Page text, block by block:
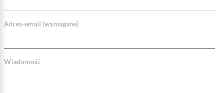
Adres-email (wymagane)
Wiadomość